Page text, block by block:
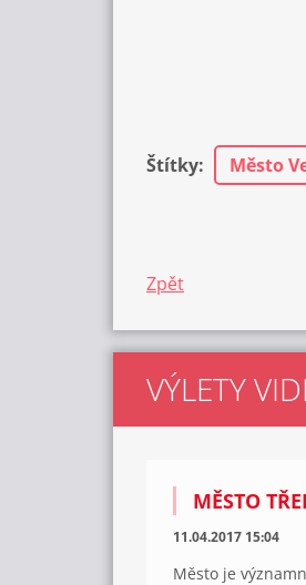
Štítky: Město
Zpět
VÝLETY
MĚSTO
11.04.2017 15:04
Město je